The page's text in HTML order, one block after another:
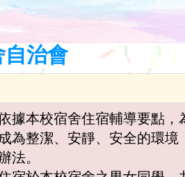
自治會
據本校宿舍住宿輔導要點
為整潔、安靜、安全的環
法。